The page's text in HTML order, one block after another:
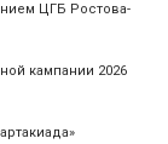
ЦГБ Ростова-
кампании 2026